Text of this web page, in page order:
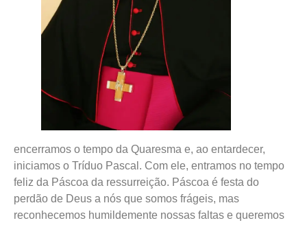
encerramos o tempo da Quaresma e, ao entardecer,
iniciamos o Tríduo Pascal. Com ele, entramos no tempo
feliz da Páscoa da ressurreição. Páscoa é festa do
perdão de Deus a nós que somos frágeis, mas
reconhecemos humildemente nossas faltas e queremos